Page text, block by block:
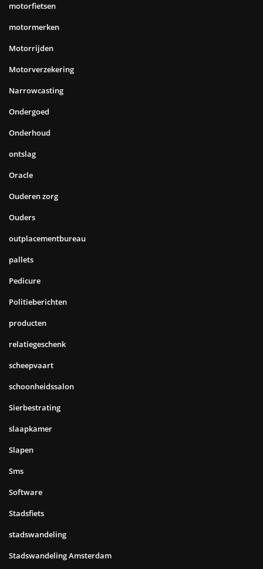
motorfietsen
motormerken
Motorrijden
Motorverzekering
Narrowcasting
Ondergoed
Onderhoud
ontslag
Oracle
Ouderen zorg
Ouders
outplacementbureau
pallets
Pedicure
Politieberichten
producten
relatiegeschenk
scheepvaart
schoonheidssalon
Sierbestrating
slaapkamer
Slapen
Sms
Software
Stadsfiets
stadswandeling
Stadswandeling Amsterdam